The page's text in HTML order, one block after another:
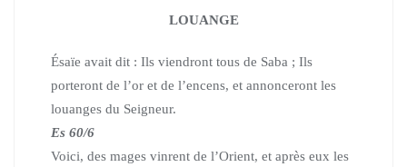
LOUANGE
Ésaïe avait dit : Ils viendront tous de Saba ; Ils
porteront de l’or et de l’encens, et annonceront les
louanges du Seigneur.
Es 60/6
Voici, des mages vinrent de l’Orient, et après eux les